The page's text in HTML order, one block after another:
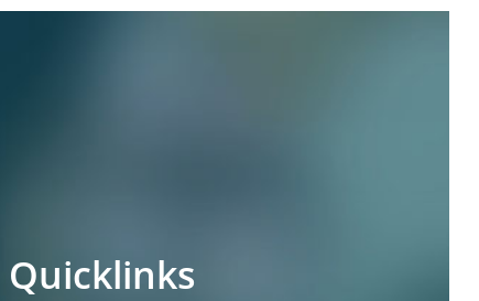
Quicklinks